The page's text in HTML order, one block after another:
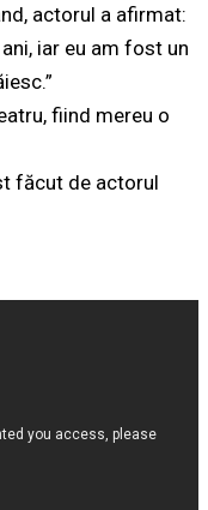
actorul a afirmat:
iar eu am fost un
fiind mereu o
făcut de actorul